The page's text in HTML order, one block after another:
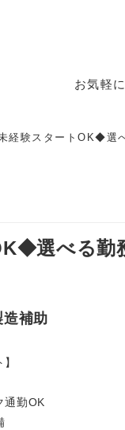
お気軽
験スタートOK◆選
選べる勤
造補助
通勤OK